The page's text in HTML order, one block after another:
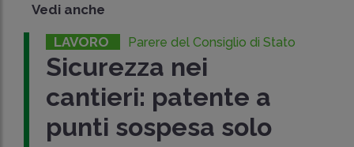
Vedi anche
LAVORO Parere del Consiglio di Stato
Sicurezza nei
cantieri: patente a
punti sospesa solo